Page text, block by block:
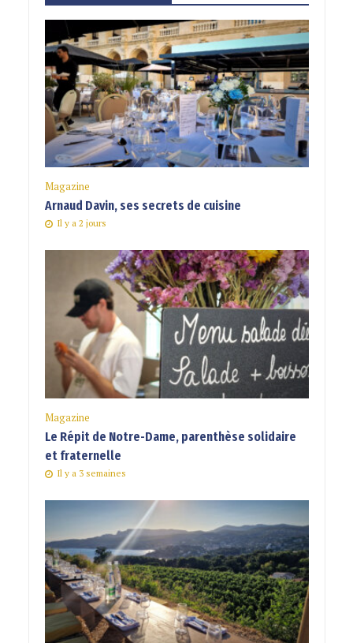
Magazine
Arnaud Davin, ses secrets de cuisine
Il y a 2 jours
Magazine
Le Répit de Notre-Dame, parenthèse solidaire
et fraternelle
Il y a 3 semaines